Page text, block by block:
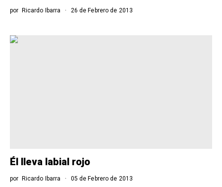
por Ricardo Ibarra 26 de Febrero de 2013
Él lleva labial rojo
por Ricardo Ibarra 05 de Febrero de 2013